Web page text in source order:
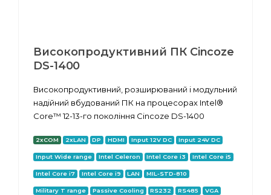
Високопродуктивний ПК Cincoze
DS-1400
Високопродуктивний, розширюваний і модульний
надійний вбудований ПК на процесорах Intel®
Core™ 12-13-го покоління Cincoze DS-1400
2xCOM 2xLAN DP HDMI Input 12V DC Input 24V DC
Input Wide range Intel Celeron Intel Core i3 Intel Core i5
Intel Core i7 Intel Core i9 LAN MIL-STD-810
Military T range Passive Cooling RS232 RS485 VGA